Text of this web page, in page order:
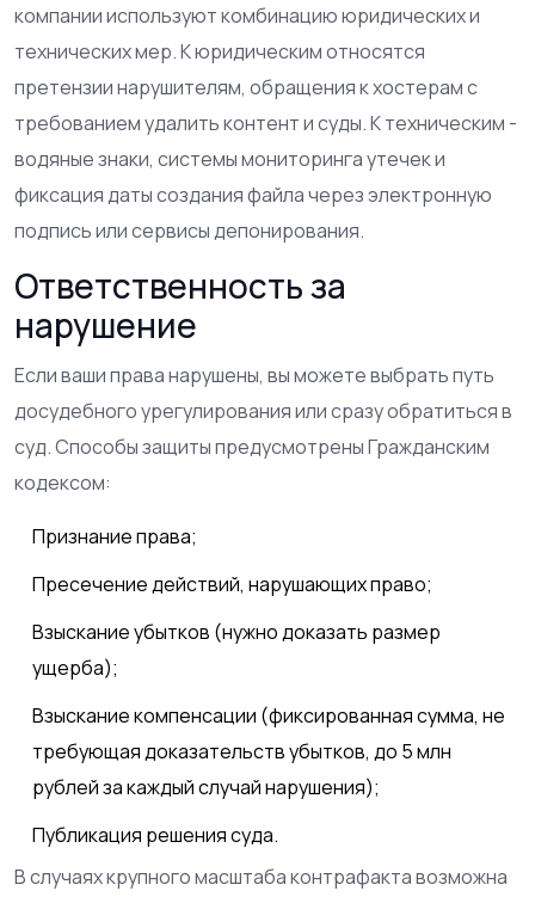
компании используют комбинацию юридических и
технических мер. К юридическим относятся
претензии нарушителям, обращения к хостерам с
требованием удалить контент и суды. К техническим -
водяные знаки, системы мониторинга утечек и
фиксация даты создания файла через электронную
подпись или сервисы депонирования.
Ответственность за
нарушение
Если ваши права нарушены, вы можете выбрать путь
досудебного урегулирования или сразу обратиться в
суд. Способы защиты предусмотрены Гражданским
кодексом:
Признание права;
Пресечение действий, нарушающих право;
Взыскание убытков (нужно доказать размер
ущерба);
Взыскание компенсации (фиксированная сумма, не
требующая доказательств убытков, до 5 млн
рублей за каждый случай нарушения);
Публикация решения суда.
В случаях крупного масштаба контрафакта возможна